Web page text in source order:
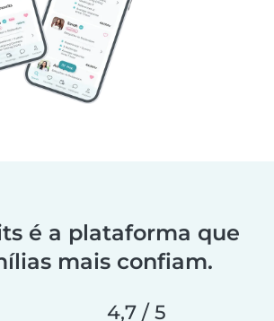
é a plataforma que
mais confiam.
4,7 / 5